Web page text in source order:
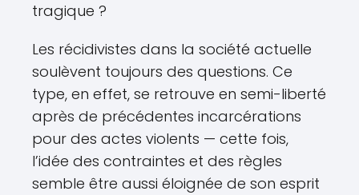
tragique ?
Les récidivistes dans la société actuelle
soulèvent toujours des questions. Ce
type, en effet, se retrouve en semi-liberté
après de précédentes incarcérations
pour des actes violents — cette fois,
l’idée des contraintes et des règles
semble être aussi éloignée de son esprit